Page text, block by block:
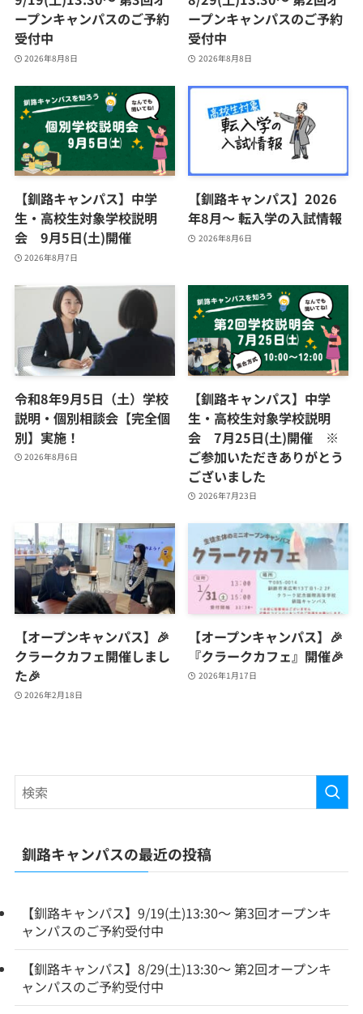
ープンキャンパスのご予約
受付中
2026年8月8日
ープンキャンパスのご予約
受付中
2026年8月8日
【釧路キャンパス】中学
生・高校生対象学校説明
会 9月5日(土)開催
2026年8月7日
【釧路キャンパス】2026
年8月～ 転入学の入試情報
2026年8月6日
令和8年9月5日（土）学校
説明・個別相談会【完全個
別】実施！
2026年8月6日
【釧路キャンパス】中学
生・高校生対象学校説明
会 7月25日(土)開催 ※
ご参加いただきありがとう
ございました
2026年7月23日
【オープンキャンパス】🎉
クラークカフェ開催しまし
た🎉
2026年2月18日
【オープンキャンパス】🎉
『クラークカフェ』開催🎉
2026年1月17日
釧路キャンパスの最近の投稿
【釧路キャンパス】9/19(土)13:30～ 第3回オープンキ
ャンパスのご予約受付中
【釧路キャンパス】8/29(土)13:30～ 第2回オープンキ
ャンパスのご予約受付中